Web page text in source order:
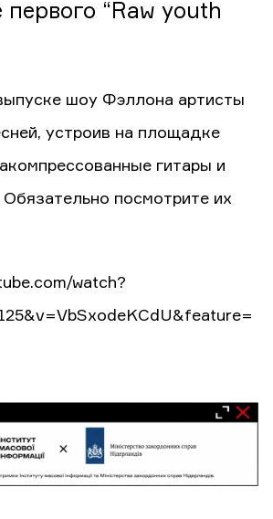
“Raw youth
шоу Фэллона артисты
устроив на площадке
гитары и
посмотрите их
watch?